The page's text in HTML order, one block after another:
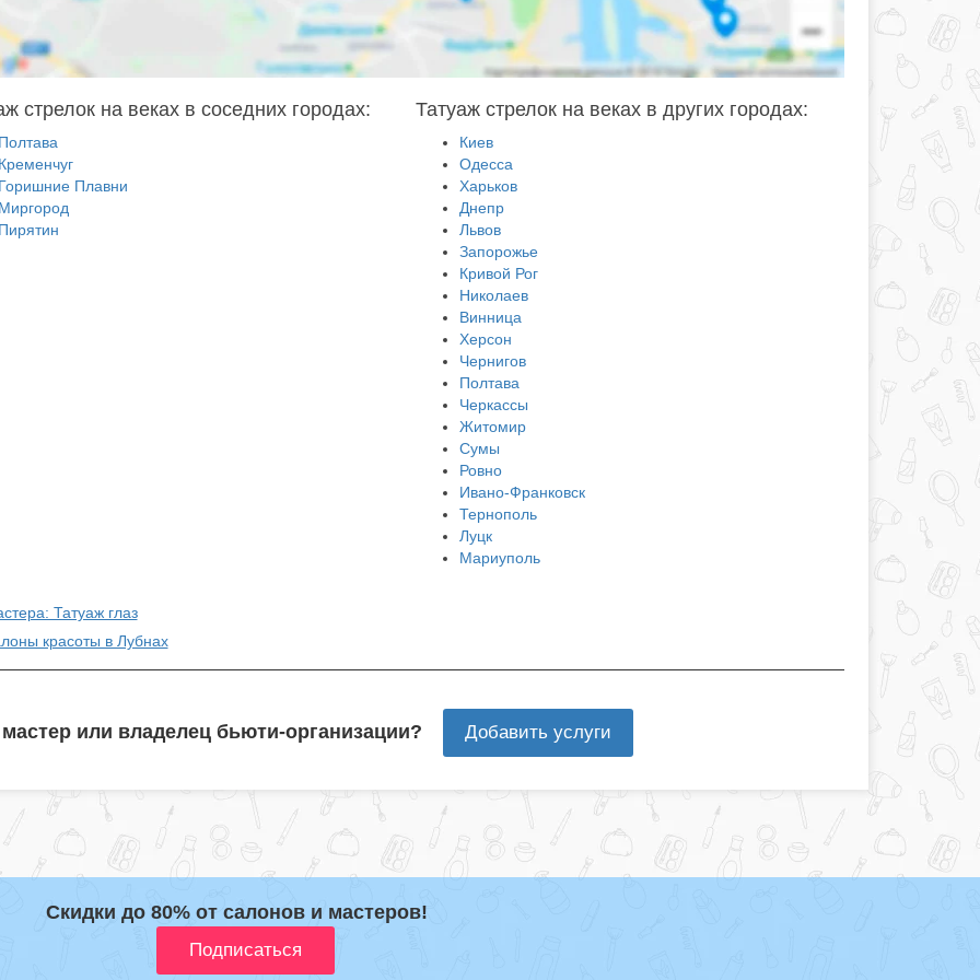
стрелок на веках в соседних городах:
Плавни
Татуаж стрелок на веках в других городах:
Киев
Одесса
Харьков
Днепр
Львов
Запорожье
Кривой Рог
Николаев
Винница
Херсон
Чернигов
Полтава
Черкассы
Житомир
Сумы
Ровно
Ивано-Франковск
Тернополь
Луцк
Мариуполь
Татуаж глаз
красоты в Лубнах
или владелец бьюти-организации? Добавить услуги
Скидки до 80% от салонов и мастеров!